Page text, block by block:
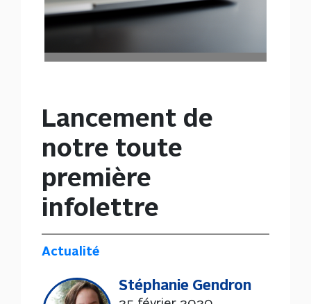
Lancement de
notre toute
première
infolettre
Actualité
Stéphanie Gendron